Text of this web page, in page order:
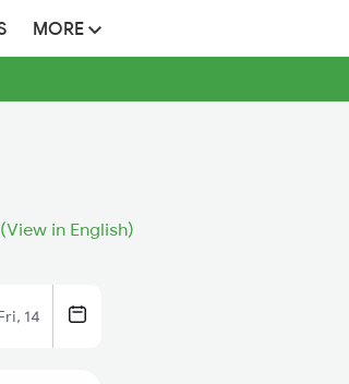
MORE
in English)
14